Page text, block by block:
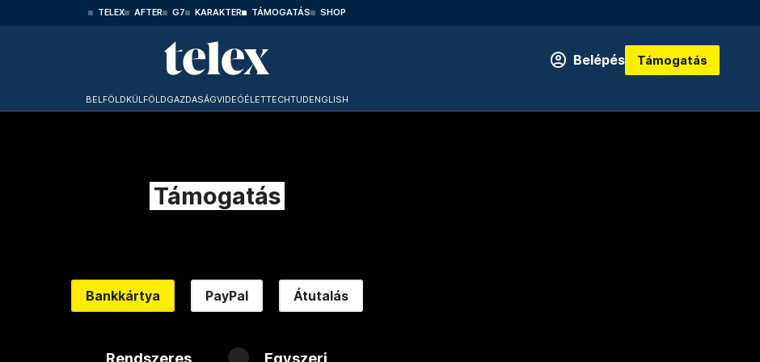
TELEX AFTER G7 KARAKTER TÁMOGATÁS SHOP
Belépés Támogatás
BELFÖLDKÜLFÖLDGAZDASÁGVIDEÓÉLETTECHTUDENGLISH
Támogatás
Bankkártya PayPal Átutalás
Rendszeres Egyszeri